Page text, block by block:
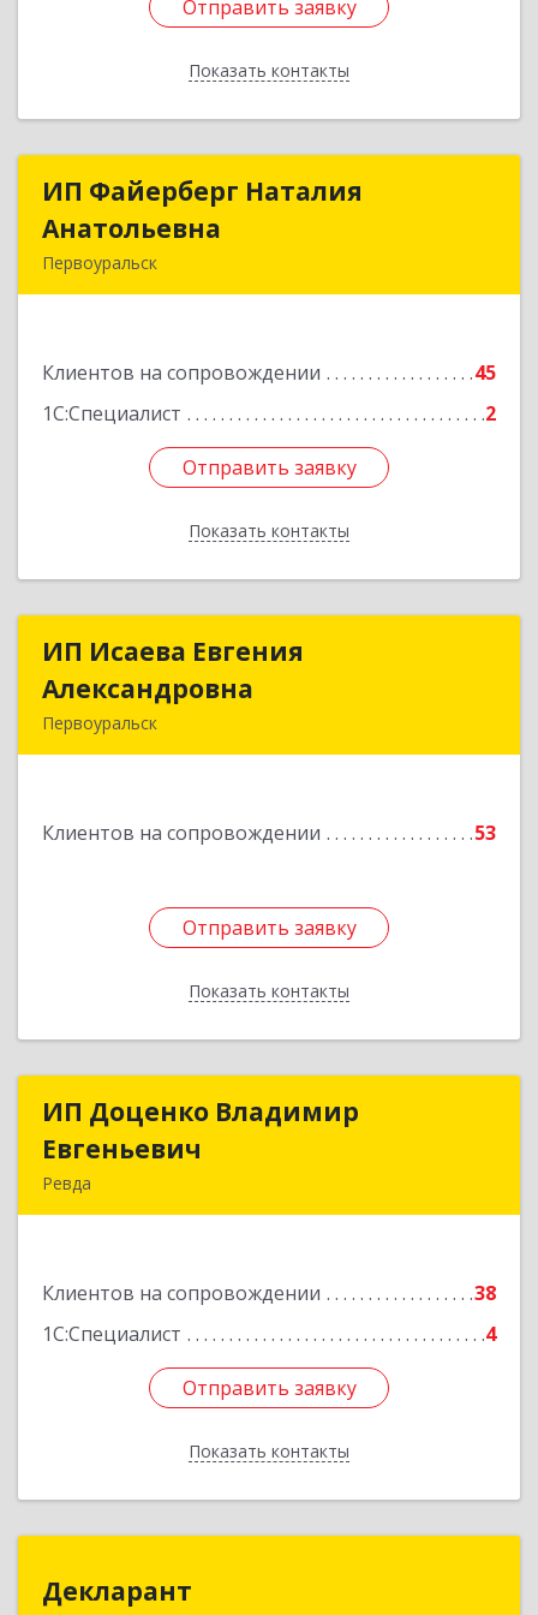
Отправить заявку
Показать контакты
Отправить заявку
Назад
ИП Файерберг Наталия
Анатольевна
Первоуральск
Клиентов на сопровождении
45
1С:Специалист
2
Отправить заявку
Показать контакты
ИП Файерберг Наталия
Подробнее
Отправить заявку
Назад
ИП Исаева Евгения
Александровна
Первоуральск
Клиентов на сопровождении 53
Отправить заявку
Показать контакты
ИП Исаева Евгения
Отправить заявку
Назад
ИП Доценко Владимир
Евгеньевич
Ревда
Клиентов на сопровождении
38
1С:Специалист
4
Отправить заявку
Показать контакты
ИП Доценко Владимир
Подробнее
Отправить заявку
Назад
Декларант